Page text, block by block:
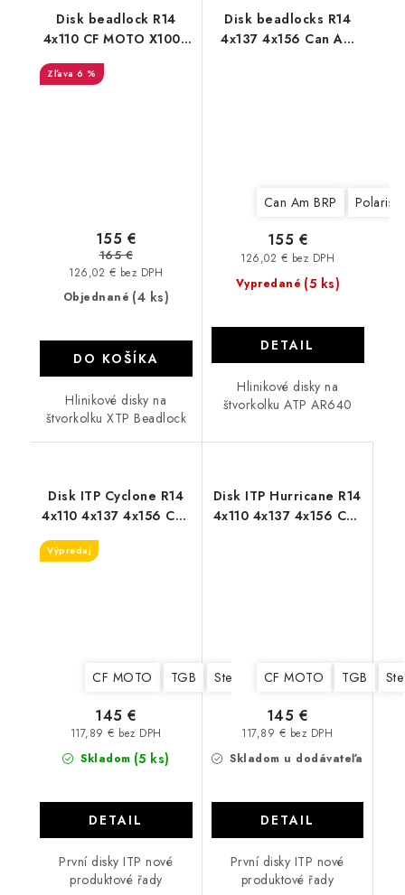
Disk beadlock R14
4x110 CF MOTO X1000
850 625
6 %
Objednané (4 ks)
126,02 € bez DPH
155 €
165 €
DO KOŠÍKA
Hlinikové disky na
štvorkolku XTP Beadlock
Disk beadlocks R14
4x137 4x156 Can Am
Can Am BRP Polaris
Vypredané (5 ks)
126,02 € bez DPH
155 €
DETAIL
Hlinikové disky na
štvorkolku ATP AR640
Disk ITP Cyclone R14
4x110 4x137 4x156 Can
Výpredaj
CF MOTO TGB Stels Yamaha Suzuki
Skladom (5 ks)
117,89 € bez DPH
145 €
DETAIL
První disky ITP nové
produktové řady
Disk ITP Hurricane R14
4x110 4x137 4x156 Can
CF MOTO TGB
Skladom u dodávateľa
117,89 € bez DPH
145 €
DETAIL
První disky ITP nové
produktové řady